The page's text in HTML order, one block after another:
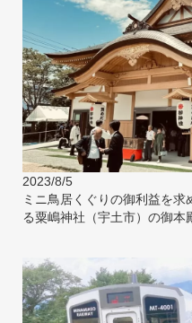
2023/8/5
ミニ鳥居くぐりの御利益を
る粟嶋神社（宇土市）の御本